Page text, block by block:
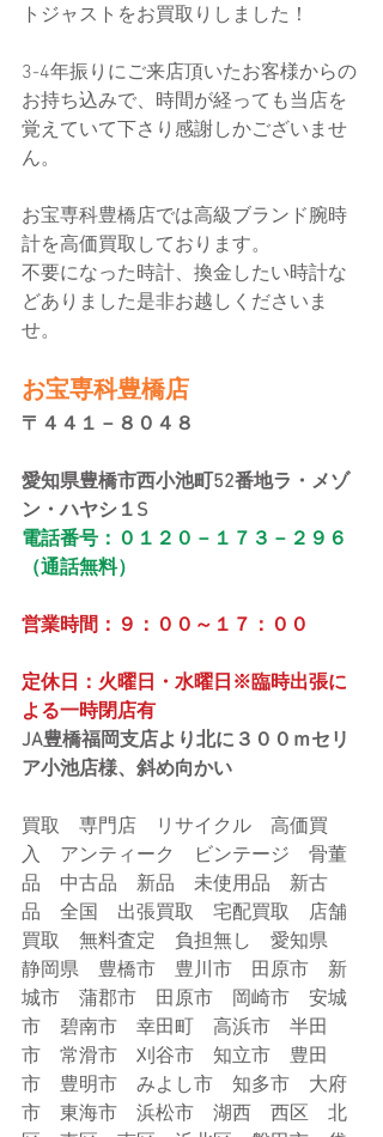
トジャストをお買取りしました！
3-4年振りにご来店頂いたお客様からの
お持ち込みで、時間が経っても当店を
覚えていて下さり感謝しかございませ
ん。
お宝専科豊橋店では高級ブランド腕時
計を高価買取しております。
不要になった時計、換金したい時計な
どありました是非お越しくださいま
せ。
お宝専科豊橋店
〒４４１－８０４８
愛知県豊橋市西小池町52番地ラ・メゾ
ン・ハヤシ１S
電話番号：０１２０－１７３－２９６
（通話無料）
営業時間：９：００～１７：００
定休日：火曜日・水曜日※臨時出張に
よる一時閉店有
JA豊橋福岡支店より北に３００ｍセリ
ア小池店様、斜め向かい
買取　専門店　リサイクル　高価買
入　アンティーク　ビンテージ　骨董
品　中古品　新品　未使用品　新古
品　全国　出張買取　宅配買取　店舗
買取　無料査定　負担無し　愛知県
静岡県　豊橋市　豊川市　田原市　新
城市　蒲郡市　田原市　岡崎市　安城
市　碧南市　幸田町　高浜市　半田
市　常滑市　刈谷市　知立市　豊田
市　豊明市　みよし市　知多市　大府
市　東海市　浜松市　湖西　西区　北